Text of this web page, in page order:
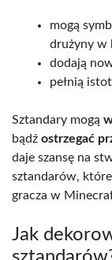
mogą
drużyny w
dodają
pełnią
Sztandary mogą
bądź ostrzegać
daje szansę na
sztandarów,
gracza w
Jak